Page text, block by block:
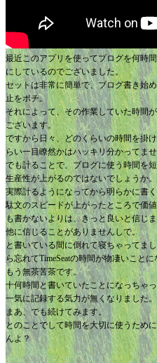
最近このアプリを使ってブログを何時
にしているのでございました。
セットは非常に簡単で、ブログ書き始
止をポチ。
それによって、その作業していた時間
ございます。
ですから日々、どのくらいの時間を掛
らい一目瞭然かはハッキリ分かってま
でも計ることで、ブログに使う時間を
生産性が上がるのではないでしょうか。
実際計るようになってから明らかに書
駄文のスピードが上がったところで価
も書かないよりは、きっと良いと信じ
他に信じることがありませんしで。
と書いている間に倒れて寝ちゃってま
ら忘れてTimeSeatの時間が物凄いこと
もう無茶苦茶です。
十何時間と書いていたことになっちゃ
一気に記録する気力が無くなりました。
まあ、でも続けてみます。
とのことでして時間を大切に使うため
んよ？